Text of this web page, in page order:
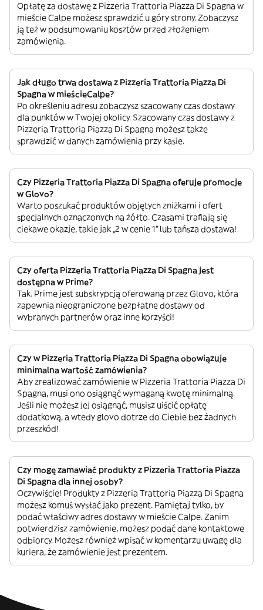
Opłatę za dostawę z Pizzeria Trattoria Piazza Di Spagna w
mieście Calpe możesz sprawdzić u góry strony. Zobaczysz
ją też w podsumowaniu kosztów przed złożeniem
zamówienia.
Jak długo trwa dostawa z Pizzeria Trattoria Piazza Di
Spagna w mieścieCalpe?
Po określeniu adresu zobaczysz szacowany czas dostawy
dla punktów w Twojej okolicy. Szacowany czas dostawy z
Pizzeria Trattoria Piazza Di Spagna możesz także
sprawdzić w danych zamówienia przy kasie.
Czy Pizzeria Trattoria Piazza Di Spagna oferuje promocje
w Glovo?
Warto poszukać produktów objętych zniżkami i ofert
specjalnych oznaczonych na żółto. Czasami trafiają się
ciekawe okazje, takie jak „2 w cenie 1” lub tańsza dostawa!
Czy oferta Pizzeria Trattoria Piazza Di Spagna jest
dostępna w Prime?
Tak. Prime jest subskrypcją oferowaną przez Glovo, która
zapewnia nieograniczone bezpłatne dostawy od
wybranych partnerów oraz inne korzyści!
Czy w Pizzeria Trattoria Piazza Di Spagna obowiązuje
minimalna wartość zamówienia?
Aby zrealizować zamówienie w Pizzeria Trattoria Piazza Di
Spagna, musi ono osiągnąć wymaganą kwotę minimalną.
Jeśli nie możesz jej osiągnąć, musisz uiścić opłatę
dodatkową, a wtedy glovo dotrze do Ciebie bez żadnych
przeszkód!
Czy mogę zamawiać produkty z Pizzeria Trattoria Piazza
Di Spagna dla innej osoby?
Oczywiście! Produkty z Pizzeria Trattoria Piazza Di Spagna
możesz komuś wysłać jako prezent. Pamiętaj tylko, by
podać właściwy adres dostawy w mieście Calpe. Zanim
potwierdzisz zamówienie, możesz podać dane kontaktowe
odbiorcy. Możesz również wpisać w komentarzu uwagę dla
kuriera, że zamówienie jest prezentem.